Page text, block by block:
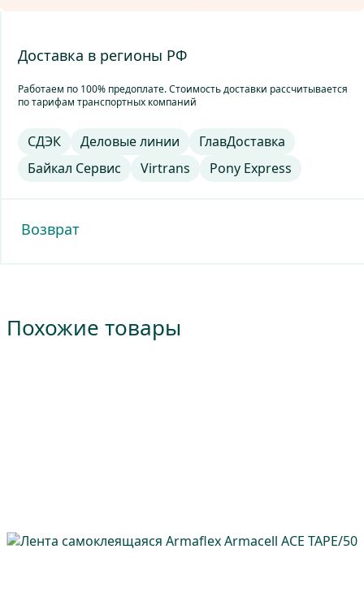
Подробнее
Доставка в регионы РФ
Работаем по 100% предоплате. Стоимость доставки рассчитывается
по тарифам транспортных компаний
СДЭК Деловые линии
ГлавДоставка
Байкал Сервис
Virtrans Pony Express
Возврат
электронную почту
order@aircool.ru
Похожие товары